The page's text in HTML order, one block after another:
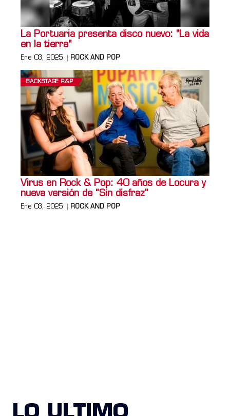
La Portuaria presenta disco nuevo: "La vida
en la tierra"
Ene 03, 2025 ROCK AND POP
BACKSTAGE R&P
Virus en Rock & Pop: 40 años de Locura y
nueva versión de “Sin disfraz”
Ene 03, 2025 ROCK AND POP